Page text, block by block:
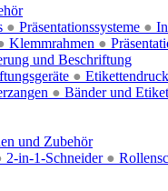
● Präsentationssysteme ●
Klemmrahmen ●
und Beschriftung
●
● Bänder und
und Zubehör
2-in-1-Schneider ●